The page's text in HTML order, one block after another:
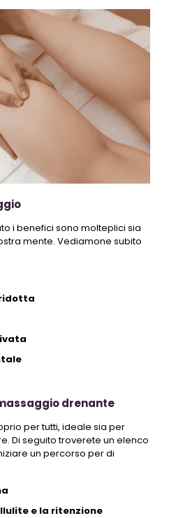
i benefici sono molteplici sia
mente. Vediamone subito
drenante
per tutti, ideale sia per
Di seguito troverete un elenco
un percorso per di
e la ritenzione